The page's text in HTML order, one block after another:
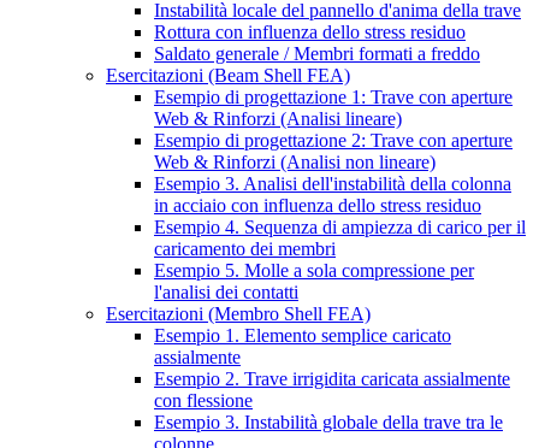
Instabilità locale del pannello d'anima della trave
Rottura con influenza dello stress residuo
Saldato generale / Membri formati a freddo
Esercitazioni (Beam Shell FEA)
Esempio di progettazione 1: Trave con aperture
Web & Rinforzi (Analisi lineare)
Esempio di progettazione 2: Trave con aperture
Web & Rinforzi (Analisi non lineare)
Esempio 3. Analisi dell'instabilità della colonna
in acciaio con influenza dello stress residuo
Esempio 4. Sequenza di ampiezza di carico per il
caricamento dei membri
Esempio 5. Molle a sola compressione per
l'analisi dei contatti
Esercitazioni (Membro Shell FEA)
Esempio 1. Elemento semplice caricato
assialmente
Esempio 2. Trave irrigidita caricata assialmente
con flessione
Esempio 3. Instabilità globale della trave tra le